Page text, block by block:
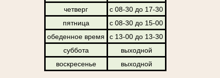
четверг
с 08-30 до 17-30
пятница
с 08-30 до 15-00
обеденное время
с 13-00 до 13-30
суббота
выходной
воскресенье
выходной